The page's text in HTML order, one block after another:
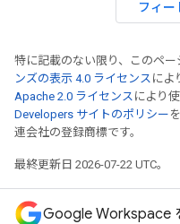
フィー
特に記載のない限り、このペ
ンズの表示 4.0 ライセンス によ
Apache 2.0 ライセンス により
Developers サイトのポリシー
連会社の登録商標です。
最終更新日 2026-07-22 UTC。
Google Workspace